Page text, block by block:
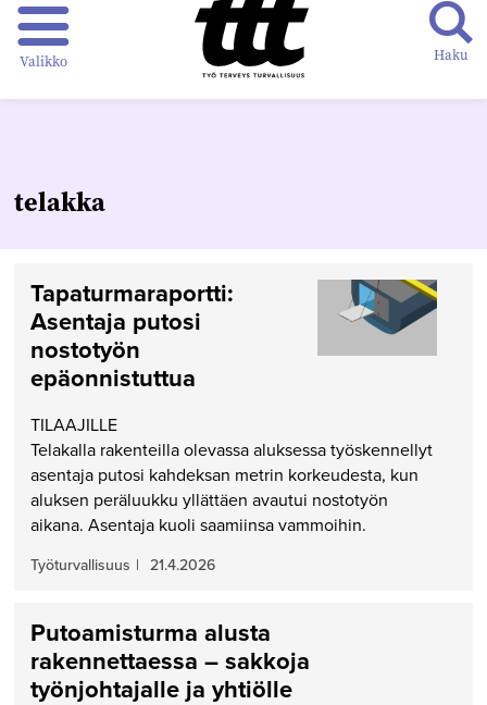
Valikko Haku
telakka
Tapaturmaraportti:
Asentaja putosi
nostotyön
epäonnistuttua
TILAAJILLE
Telakalla rakenteilla olevassa aluksessa työskennellyt
asentaja putosi kahdeksan metrin korkeudesta, kun
aluksen peräluukku yllättäen avautui nostotyön
aikana. Asentaja kuoli saamiinsa vammoihin.
Työturvallisuus | 21.4.2026
Putoamisturma alusta
rakennettaessa – sakkoja
työnjohtajalle ja yhtiölle